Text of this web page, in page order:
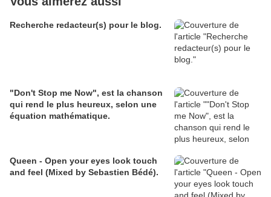
Recherche redacteur(s) pour le blog.
"Don't Stop me Now", est la chanson
qui rend le plus heureux, selon une
équation mathématique.
Queen - Open your eyes look touch
and feel (Mixed by Sebastien Bédé).